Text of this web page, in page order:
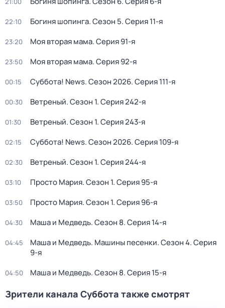
22:10 Богиня шопинга. Сезон 5. Серия 11-я
23:20 Моя вторая мама. Серия 91-я
23:50 Моя вторая мама. Серия 92-я
00:15 Суббота! News. Сезон 2026. Серия 111-я
00:30 Ветреный. Сезон 1. Серия 242-я
01:30 Ветреный. Сезон 1. Серия 243-я
02:15 Суббота! News. Сезон 2026. Серия 109-я
02:30 Ветреный. Сезон 1. Серия 244-я
03:10 Просто Мария. Сезон 1. Серия 95-я
03:50 Просто Мария. Сезон 1. Серия 96-я
04:30 Маша и Медведь. Сезон 8. Серия 14-я
04:45 Маша и Медведь. Машины песенки. Сезон 4. Серия
9-я
04:50 Маша и Медведь. Сезон 8. Серия 15-я
Зрители канала Суббота также смотрят